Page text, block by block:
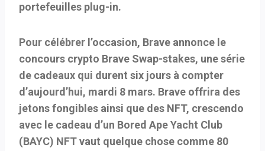
portefeuilles plug-in.
Pour célébrer l’occasion, Brave annonce le
concours crypto Brave Swap-stakes, une série
de cadeaux qui durent six jours à compter
d’aujourd’hui, mardi 8 mars. Brave offrira des
jetons fongibles ainsi que des NFT, crescendo
avec le cadeau d’un Bored Ape Yacht Club
(BAYC) NFT vaut quelque chose comme 80